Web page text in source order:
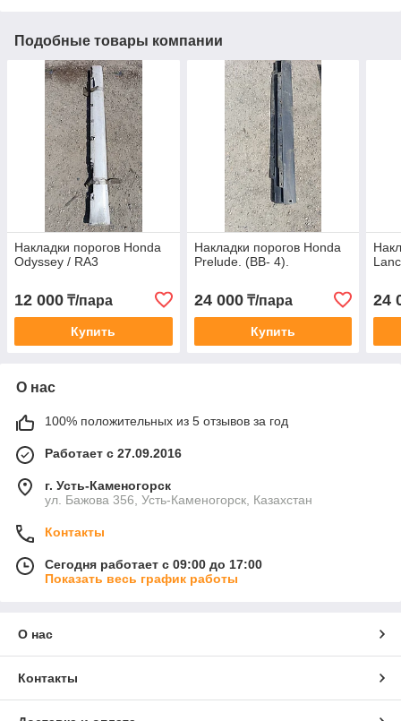
Подобные товары компании
Накладки порогов Honda
Odyssey / RA3
12 000 ₸/пара
Купить
Накладки порогов Honda
Prelude. (BB- 4).
24 000₸/пара
Купить
24
О нас
100% положительных из 5 отзывов за год
Работает с 27.09.2016
г. Усть-Каменогорск
ул. Бажова 356, Усть-Каменогорск, Казахстан
Контакты
Сегодня работает с 09:00 до 17:00
Показать весь график работы
О нас
Контакты